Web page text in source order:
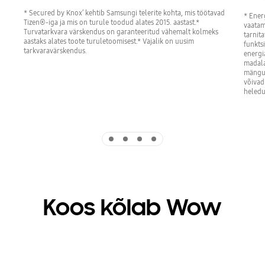
* Secured by Knox’ kehtib Samsungi telerite kohta, mis töötavad
Tizen®-iga ja mis on turule toodud alates 2015. aastast.*
Turvatarkvara värskendus on garanteeritud vähemalt kolmeks
aastaks alates toote turuletoomisest.* Vajalik on uusim
tarkvaravärskendus.
*
Koos kõlab Wow